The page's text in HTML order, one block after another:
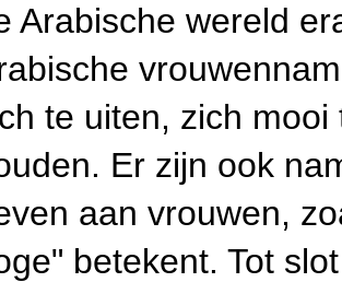
Arabische wereld
te uiten, zich
Er zijn ook
aan vrouwen,
betekent. Tot